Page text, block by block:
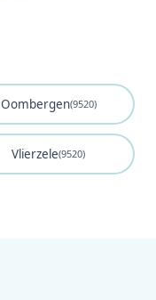
Oombergen(9520)
Vlierzele(9520)